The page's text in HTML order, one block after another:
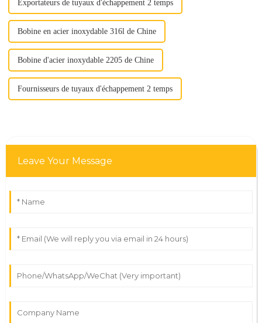
Exportateurs de tuyaux d'échappement 2 temps
Bobine en acier inoxydable 316l de Chine
Bobine d'acier inoxydable 2205 de Chine
Fournisseurs de tuyaux d'échappement 2 temps
Leave Your Message